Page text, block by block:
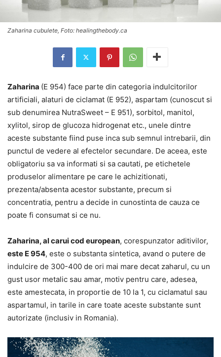
Zaharina cubulete, Foto: healingthebody.ca
Zaharina (E 954) face parte din categoria indulcitorilor
artificiali, alaturi de ciclamat (E 952), aspartam (cunoscut si
sub denumirea NutraSweet – E 951), sorbitol, manitol,
xylitol, sirop de glucoza hidrogenat etc., unele dintre
aceste substante fiind puse inca sub semnul intrebarii, din
punctul de vedere al efectelor secundare. De aceea, este
obligatoriu sa va informati si sa cautati, pe etichetele
produselor alimentare pe care le achizitionati,
prezenta/absenta acestor substante, precum si
concentratia, pentru a decide in cunostinta de cauza ce
poate fi consumat si ce nu.
Zaharina, al carui cod european, corespunzator aditivilor,
este E 954, este o substanta sintetica, avand o putere de
indulcire de 300-400 de ori mai mare decat zaharul, cu un
gust usor metalic sau amar, motiv pentru care, adesea,
este amestecata, in proportie de 10 la 1, cu ciclamatul sau
aspartamul, in tarile in care toate aceste substante sunt
autorizate (inclusiv in Romania).